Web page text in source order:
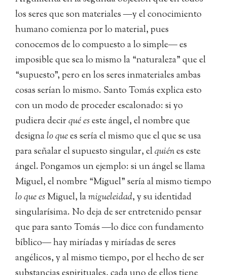
los seres que son materiales ―y el conocimiento
humano comienza por lo material, pues
conocemos de lo compuesto a lo simple― es
imposible que sea lo mismo la “naturaleza” que el
“supuesto”, pero en los seres inmateriales ambas
cosas serían lo mismo. Santo Tomás explica esto
con un modo de proceder escalonado: si yo
pudiera decirqué eseste ángel, el nombre que
designalo quees sería el mismo que el que se usa
para señalar el supuesto singular, elquiénes este
ángel. Pongamos un ejemplo: si un ángel se llama
Miguel, el nombre “Miguel” sería al mismo tiempo
lo que esMiguel, lamigueleidad, y su identidad
singularísima. No deja de ser entretenido pensar
que para santo Tomás ―lo dice con fundamento
bíblico― hay miríadas y miríadas de seres
angélicos, y al mismo tiempo, por el hecho de ser